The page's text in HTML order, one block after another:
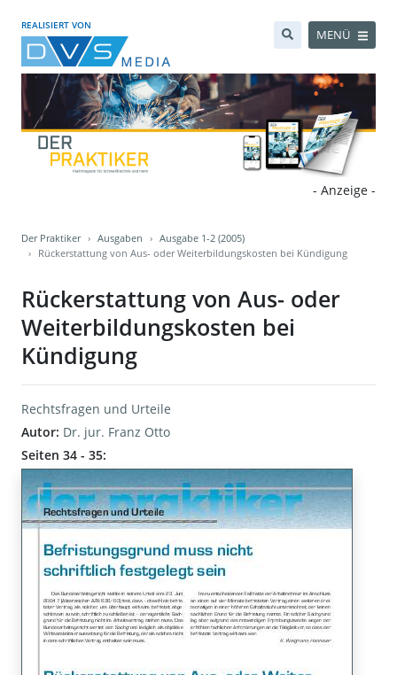
REALISIERT VON
MENÜ
- Anzeige -
Der Praktiker Ausgaben
Ausgabe 1-2 (2005)
Rückerstattung von Aus- oder Weiterbildungskosten bei Kündigung
Rückerstattung von Aus- oder
Weiterbildungskosten bei
Kündigung
Rechtsfragen und Urteile
Autor: Dr. jur. Franz Otto
Seiten 34 - 35: